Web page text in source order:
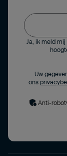
Ja, ik meld
Uw
ons
Anti-